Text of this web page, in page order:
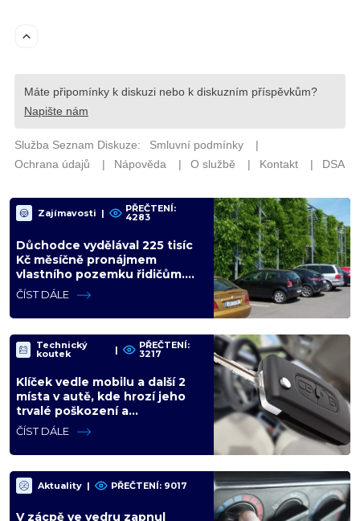
Zajímavosti | PŘEČTENÍ:
4283
Důchodce vydělával 225 tisíc
Kč měsíčně pronájmem
vlastního pozemku řidičům.
Teď ho kvůli tomu čeká soud
ČÍST DÁLE
Technický
koutek | PŘEČTENÍ:
3217
Klíček vedle mobilu a další 2
místa v autě, kde hrozí jeho
trvalé poškození a
znefunkčnění
ČÍST DÁLE
Aktuality | PŘEČTENÍ: 9017
V zácpě ve vedru zapnul